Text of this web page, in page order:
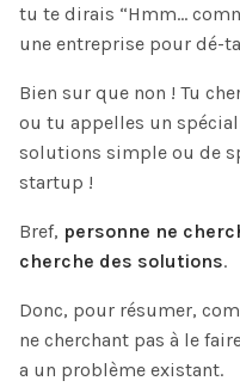
tu te dirais “Hmm…
une entreprise pour dé-
Bien sur que non ! Tu
ou tu appelles un
solutions simple ou de
startup !
Bref, personne ne
cherche des solutions.
Donc, pour résumer,
ne cherchant pas à le
a un problème existant.